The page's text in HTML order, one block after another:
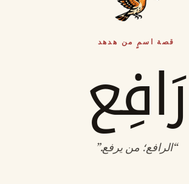
قصة اسمٍ من هدهد
رَافِع
“الرافع؛ من يرفع.”